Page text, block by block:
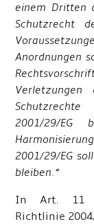
einem Dritten
Schutzrecht
Anordnungen
2001/29/EG
2001/29/EG
bleiben.“
In Art. 11
Richtlinie